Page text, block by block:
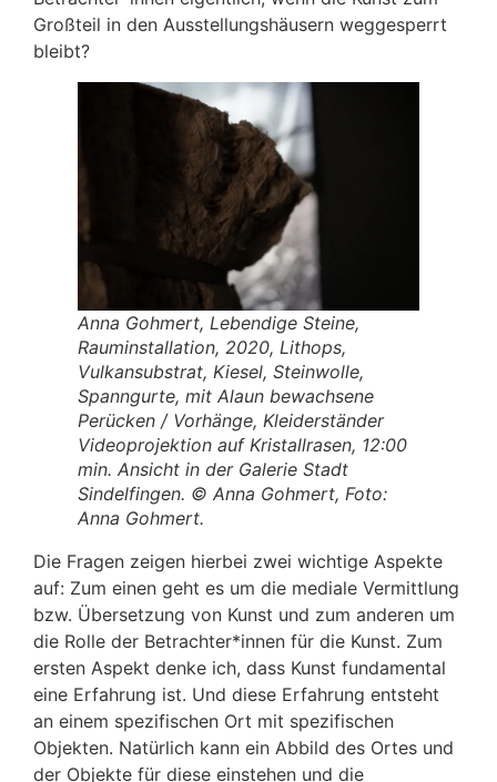
Großteil in den Ausstellungshäusern weggesperrt
bleibt?
Anna Gohmert, Lebendige Steine,
Rauminstallation, 2020, Lithops,
Vulkansubstrat, Kiesel, Steinwolle,
Spanngurte, mit Alaun bewachsene
Perücken / Vorhänge, Kleiderständer
Videoprojektion auf Kristallrasen, 12:00
min. Ansicht in der Galerie Stadt
Sindelfingen. © Anna Gohmert, Foto:
Anna Gohmert.
Die Fragen zeigen hierbei zwei wichtige Aspekte
auf: Zum einen geht es um die mediale Vermittlung
bzw. Übersetzung von Kunst und zum anderen um
die Rolle der Betrachter*innen für die Kunst. Zum
ersten Aspekt denke ich, dass Kunst fundamental
eine Erfahrung ist. Und diese Erfahrung entsteht
an einem spezifischen Ort mit spezifischen
Objekten. Natürlich kann ein Abbild des Ortes und
der Objekte für diese einstehen und die